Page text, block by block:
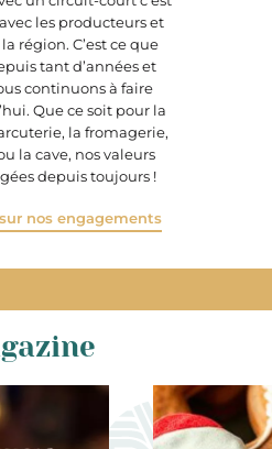
les producteurs et
région. C’est ce que
tant d’années et
continuons à faire
Que ce soit pour la
la fromagerie,
la cave, nos valeurs
depuis toujours !
nos engagements